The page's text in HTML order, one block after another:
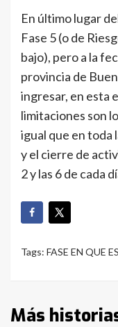
En último lugar
Fase 5 (o de
bajo), pero a la
provincia de
ingresar, en esta
limitaciones son
igual que en toda
y el cierre de
2 y las 6 de cada
Tags: FASE EN QUE
Más